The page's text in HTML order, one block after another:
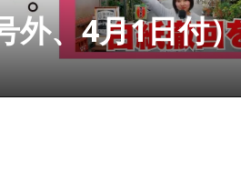
外、4月1日付）